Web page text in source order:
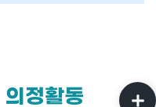
의정활동